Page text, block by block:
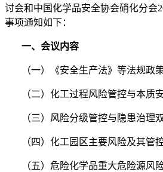
讨会和中国化学品安全协会硝化分会
事项通知如下：
一、会议内容
（一）《安全生产法》等法规政策
（二）化工过程风险管控与本质安
（三）风险分级管控与隐患治理双
（四）化工园区主要风险及其管控
（五）危险化学品重大危险源风险